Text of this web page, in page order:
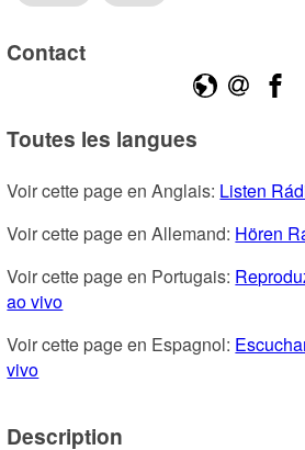
Contact
Toutes les langues
Voir cette page en Anglais: Listen
Voir cette page en Allemand: Hören
Voir cette page en Portugais:
ao vivo
Voir cette page en Espagnol:
vivo
Description